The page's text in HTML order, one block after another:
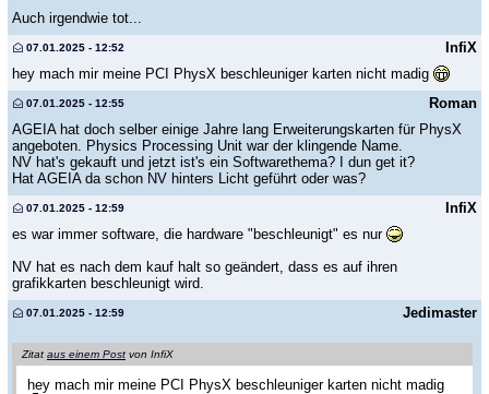
Auch irgendwie tot...
InfiX
07.01.2025 - 12:52
hey mach mir meine PCI PhysX beschleuniger karten nicht madig
Roman
07.01.2025 - 12:55
AGEIA hat doch selber einige Jahre lang Erweiterungskarten für PhysX
angeboten. Physics Processing Unit war der klingende Name.
NV hat's gekauft und jetzt ist's ein Softwarethema? I dun get it?
Hat AGEIA da schon NV hinters Licht geführt oder was?
InfiX
07.01.2025 - 12:59
es war immer software, die hardware "beschleunigt" es nur
NV hat es nach dem kauf halt so geändert, dass es auf ihren
grafikkarten beschleunigt wird.
Jedimaster
07.01.2025 - 12:59
Zitat aus einem Post von InfiX
hey mach mir meine PCI PhysX beschleuniger karten nicht madig